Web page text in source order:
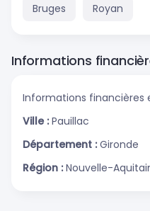
Bruges Royan
Informations
Informations financières
Ville : Pauillac
Département : Gironde
Région : Nouvelle-